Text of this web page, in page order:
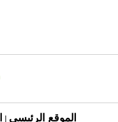
الموقع الرئيسي